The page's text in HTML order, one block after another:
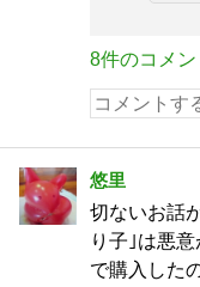
8件のコメ
悠里
切ないお話
り子｣は悪
で購入した